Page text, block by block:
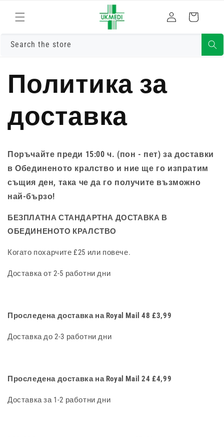
към
съдържанието
Влизам Количка
Search the store
Политика за
доставка
Поръчайте преди 15:00 ч. (пон - пет) за доставки
в Обединеното кралство и ние ще го изпратим
същия ден, така че да го получите възможно
най-бързо!
БЕЗПЛАТНА СТАНДАРТНА ДОСТАВКА В
ОБЕДИНЕНОТО КРАЛСТВО
Когато похарчите £25 или повече.
Доставка от 2-5 работни дни
Проследена доставка на Royal Mail 48 £3,99
Доставка до 2-3 работни дни
Проследена доставка на Royal Mail 24 £4,99
Доставка за 1-2 работни дни